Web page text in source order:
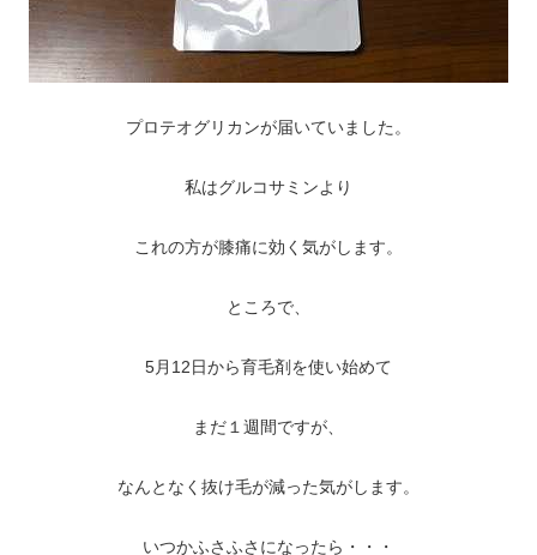
プロテオグリカンが届いていました。
私はグルコサミンより
これの方が膝痛に効く気がします。
ところで、
5月12日から育毛剤を使い始めて
まだ１週間ですが、
なんとなく抜け毛が減った気がします。
いつかふさふさになったら・・・